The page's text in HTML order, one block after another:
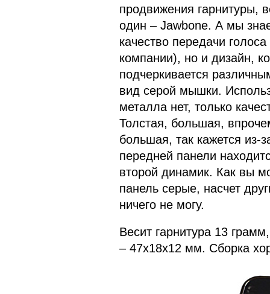
продвижения гарнитуры,
один – Jawbone. А мы
качество передачи
компании), но и дизайн,
подчеркивается
вид серой мышки.
металла нет, только
Толстая, большая,
большая, так кажется из-
передней панели
второй динамик. Как вы
панель серые, насчет
ничего не могу.
Весит гарнитура 13
– 47x18x12 мм. Сборка